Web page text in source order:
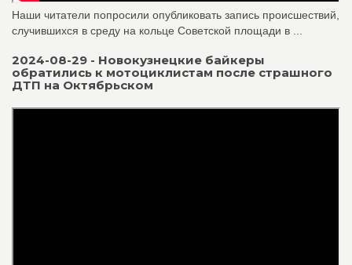
Наши читатели попросили опубликовать запись происшествий,
случившихся в среду на кольце Советской площади в ...
2024-08-29 - Новокузнецкие байкеры
обратились к мотоциклистам после страшного
ДТП на Октябрьском